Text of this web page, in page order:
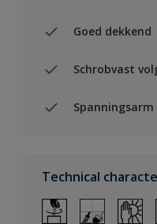
Goed dekkend
Schrobvast
Spanningsarm
Technical